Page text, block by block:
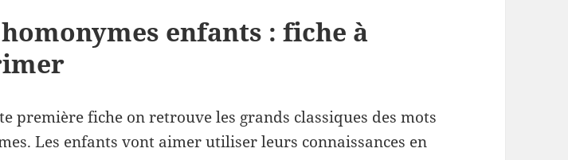
enfants : fiche à
première fiche on retrouve les grands classiques des mots
Les enfants vont aimer utiliser leurs connaissances en